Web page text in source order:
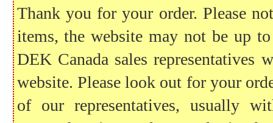
Thank you for your order. Please
items, the website may not be up
DEK Canada sales representatives
website. Please look out for your
of our representatives, usually